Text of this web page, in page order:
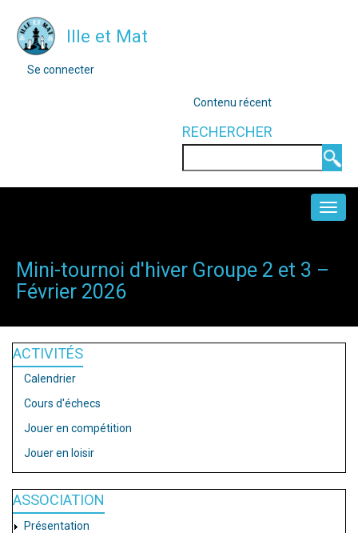
contenu
Ille et Mat
MENU
Se connecter
OUTILS
Contenu récent
RECHERCHER
Mini-tournoi d'hiver Groupe 2 et 3 –
Février 2026
ACTIVITÉS
Calendrier
Cours d'échecs
Jouer en compétition
Jouer en loisir
ASSOCIATION
Présentation